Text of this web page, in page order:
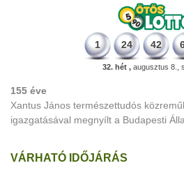
1 24 42
32. hét ,augusztus 8.,
155 éve
Xantus János természettudós
igazgatásával megnyílt a Budapesti
VÁRHATÓ IDŐJÁRÁS